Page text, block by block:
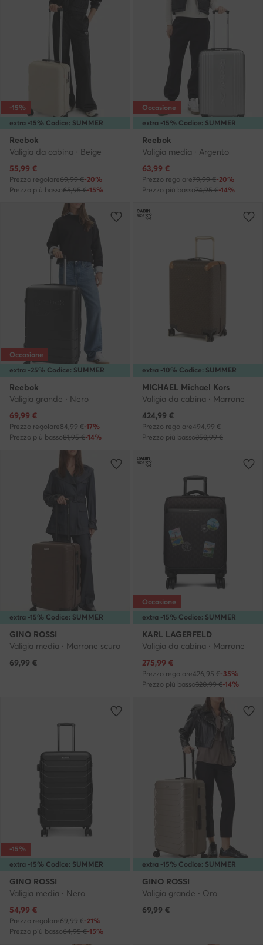
extra -15% Codice: SUMMER
-15%
Reebok
Valigia da cabina · Beige
Prezzo attuale
55,99 €
Prezzo regolare69,99 €-20%
Prezzo più basso65,95 €-15%
extra -15% Codice: SUMMER
Occasione
Reebok
Valigia media · Argento
Prezzo attuale
63,99 €
Prezzo regolare79,99 €-20%
Prezzo più basso74,95 €-14%
extra -25% Codice: SUMMER
Occasione
Reebok
Valigia grande · Nero
Prezzo attuale
69,99 €
Prezzo regolare84,99 €-17%
Prezzo più basso81,95 €-14%
extra -10% Codice: SUMMER
MICHAEL Michael Kors
Valigia da cabina · Marrone
Prezzo attuale
424,99 €
Prezzo regolare494,99 €
Prezzo più basso350,99 €
extra -15% Codice: SUMMER
GINO ROSSI
Valigia media · Marrone scuro
69,99 €
extra -15% Codice: SUMMER
Occasione
KARL LAGERFELD
Valigia da cabina · Marrone
Prezzo attuale
275,99 €
Prezzo regolare426,95 €-35%
Prezzo più basso320,99 €-14%
extra -15% Codice: SUMMER
-15%
GINO ROSSI
Valigia media · Nero
Prezzo attuale
54,99 €
Prezzo regolare69,99 €-21%
Prezzo più basso64,95 €-15%
extra -15% Codice: SUMMER
GINO ROSSI
Valigia grande · Oro
69,99 €